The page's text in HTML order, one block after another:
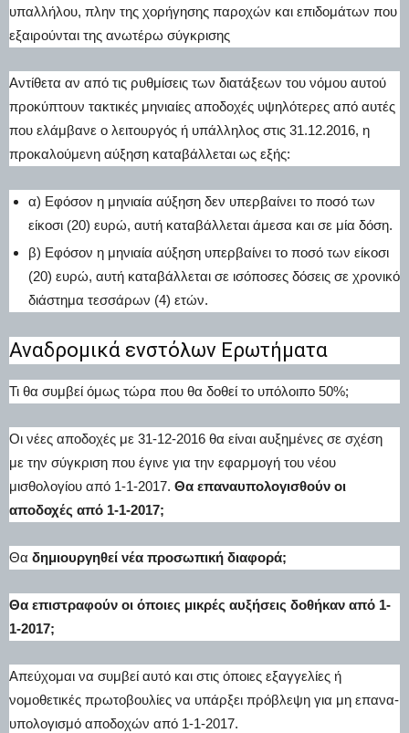
υπαλλήλου, πλην της χορήγησης παροχών και επιδομάτων που
εξαιρούνται της ανωτέρω σύγκρισης
Αντίθετα αν από τις ρυθμίσεις των διατάξεων του νόμου αυτού
προκύπτουν τακτικές μηνιαίες αποδοχές υψηλότερες από αυτές
που ελάμβανε ο λειτουργός ή υπάλληλος στις 31.12.2016, η
προκαλούμενη αύξηση καταβάλλεται ως εξής:
α) Εφόσον η μηνιαία αύξηση δεν υπερβαίνει το ποσό των
είκοσι (20) ευρώ, αυτή καταβάλλεται άμεσα και σε μία δόση.
β) Εφόσον η μηνιαία αύξηση υπερβαίνει το ποσό των είκοσι
(20) ευρώ, αυτή καταβάλλεται σε ισόποσες δόσεις σε χρονικό
διάστημα τεσσάρων (4) ετών.
Αναδρομικά ενστόλων Ερωτήματα
Τι θα συμβεί όμως τώρα που θα δοθεί το υπόλοιπο 50%;
Οι νέες αποδοχές με 31-12-2016 θα είναι αυξημένες σε σχέση
με την σύγκριση που έγινε για την εφαρμογή του νέου
μισθολογίου από 1-1-2017. Θα επαναυπολογισθούν οι
αποδοχές από 1-1-2017;
Θα δημιουργηθεί νέα προσωπική διαφορά;
Θα επιστραφούν οι όποιες μικρές αυξήσεις δοθήκαν από 1-
1-2017;
Απεύχομαι να συμβεί αυτό και στις όποιες εξαγγελίες ή
νομοθετικές πρωτοβουλίες να υπάρξει πρόβλεψη για μη επανα-
υπολογισμό αποδοχών από 1-1-2017.